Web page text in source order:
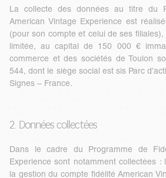
La collecte des données au titre du
American Vintage Experience est
(pour son compte et celui de ses
limitée, au capital de 150 000 €
commerce et des sociétés de Toulon
544, dont le siège social est sis Parc
Signes – France.
2. Données collectées
Dans le cadre du Programme de
Experience sont notamment collectées :
la gestion du compte fidélité American